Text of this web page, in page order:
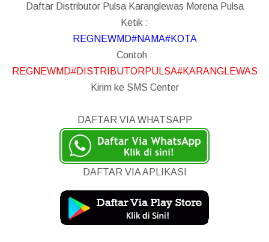
Daftar Distributor Pulsa Karanglewas Morena Pulsa
Ketik :
REGNEWMD#NAMA#KOTA
Contoh :
REGNEWMD#DISTRIBUTORPULSA#KARANGLEWAS
Kirim ke SMS Center
DAFTAR VIA WHATSAPP
DAFTAR VIA APLIKASI